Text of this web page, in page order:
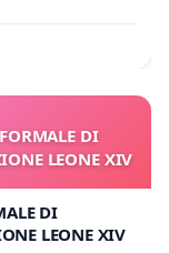
DI
LEONE XIV
DI
LEONE XIV